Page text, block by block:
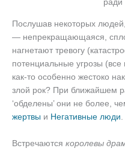
ради
Послушав некоторых
— непрекращающаяся,
нагнетают тревогу
потенциальные угрозы
как-то особенно жестоко
злой рок? При ближайшем
‘обделены’ они не более,
жертвы и Негативные люди.
Встречаются королевы